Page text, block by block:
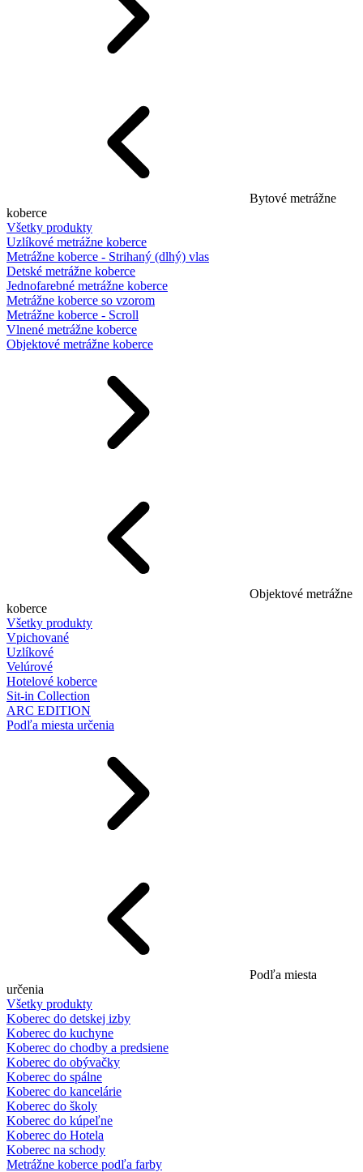
Bytové metrážne
koberce
Všetky produkty
Uzlíkové metrážne koberce
Metrážne koberce - Strihaný (dlhý) vlas
Detské metrážne koberce
Jednofarebné metrážne koberce
Metrážne koberce so vzorom
Metrážne koberce - Scroll
Vlnené metrážne koberce
Objektové metrážne koberce
Objektové metrážne
koberce
Všetky produkty
Vpichované
Uzlíkové
Velúrové
Hotelové koberce
Sit-in Collection
ARC EDITION
Podľa miesta určenia
Podľa miesta
určenia
Všetky produkty
Koberec do detskej izby
Koberec do kuchyne
Koberec do chodby a predsiene
Koberec do obývačky
Koberec do spálne
Koberec do kancelárie
Koberec do školy
Koberec do kúpeľne
Koberec do Hotela
Koberec na schody
Metrážne koberce podľa farby